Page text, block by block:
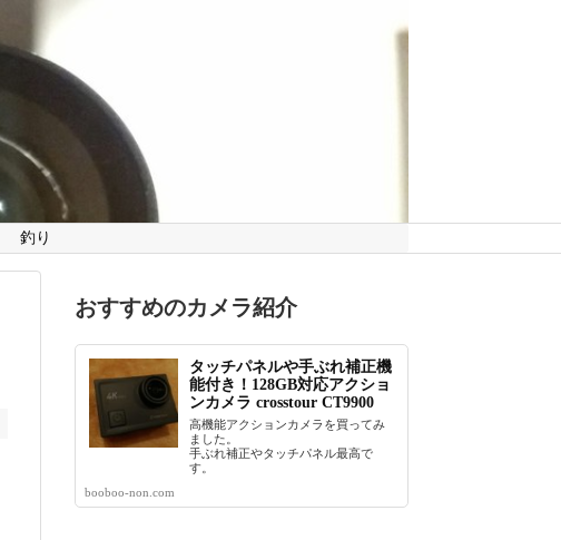
釣り
おすすめのカメラ紹介
タッチパネルや手ぶれ補正機
能付き！128GB対応アクショ
ンカメラ crosstour CT9900
高機能アクションカメラを買ってみ
ました。
手ぶれ補正やタッチパネル最高で
す。
booboo-non.com